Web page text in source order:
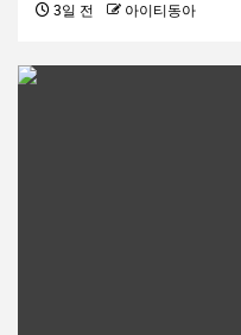
3일 전 아이티동아